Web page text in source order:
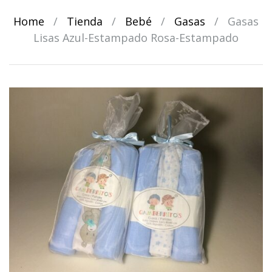
Home / Tienda / Bebé / Gasas /
Gasas
Lisas Azul-Estampado Rosa-Estampado